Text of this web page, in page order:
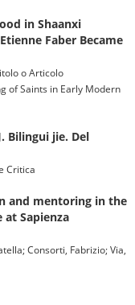
in Shaanxi
Faber Became
o Articolo
of Saints in Early Modern
Bilingui jie. Del
Critica
and mentoring in the
Sapienza
Consorti, Fabrizio; Via,